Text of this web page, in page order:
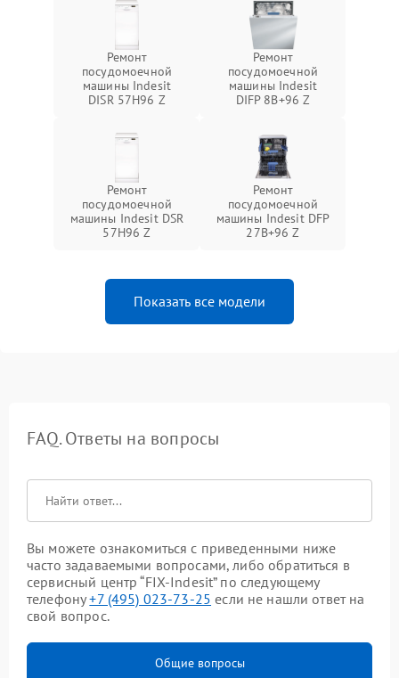
Ремонт
посудомоечной
машины Indesit
DISR 57H96 Z
Ремонт
посудомоечной
машины Indesit
DIFP 8B+96 Z
Ремонт
посудомоечной
машины Indesit DSR
57H96 Z
Ремонт
посудомоечной
машины Indesit DFP
27B+96 Z
Показать все модели
FAQ. Ответы на вопросы
Вы можете ознакомиться с приведенными ниже
часто задаваемыми вопросами, либо обратиться в
сервисный центр “FIX-Indesit” по следующему
телефону+7 (495) 023-73-25 если не нашли ответ на
свой вопрос.
Общие вопросы